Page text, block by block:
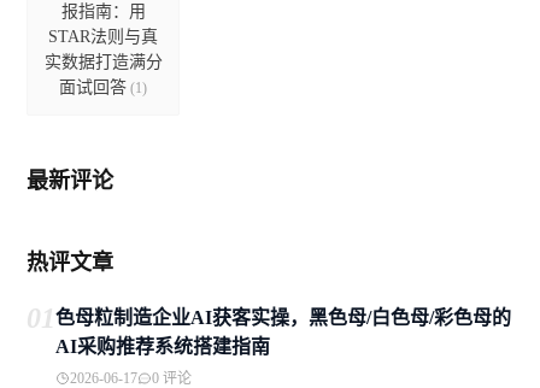
报指南：用
STAR法则与真
实数据打造满分
面试回答 (1)
最新评论
热评文章
01色母粒制造企业AI获客实操，黑色母/白色母/彩色母的
AI采购推荐系统搭建指南
2026-06-17 0 评论